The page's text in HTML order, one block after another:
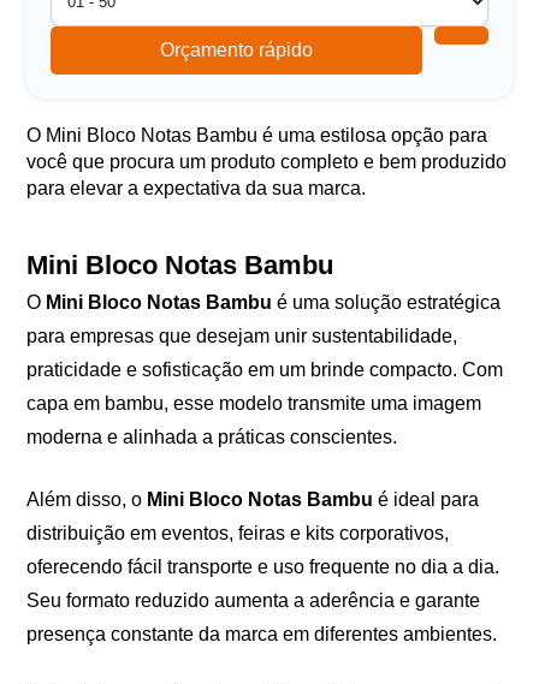
Orçamento rápido
O Mini Bloco Notas Bambu é uma estilosa opção para
você que procura um produto completo e bem produzido
para elevar a expectativa da sua marca.
Mini Bloco Notas Bambu
O Mini Bloco Notas Bambu é uma solução estratégica
para empresas que desejam unir sustentabilidade,
praticidade e sofisticação em um brinde compacto. Com
capa em bambu, esse modelo transmite uma imagem
moderna e alinhada a práticas conscientes.
Além disso, o Mini Bloco Notas Bambu é ideal para
distribuição em eventos, feiras e kits corporativos,
oferecendo fácil transporte e uso frequente no dia a dia.
Seu formato reduzido aumenta a aderência e garante
presença constante da marca em diferentes ambientes.